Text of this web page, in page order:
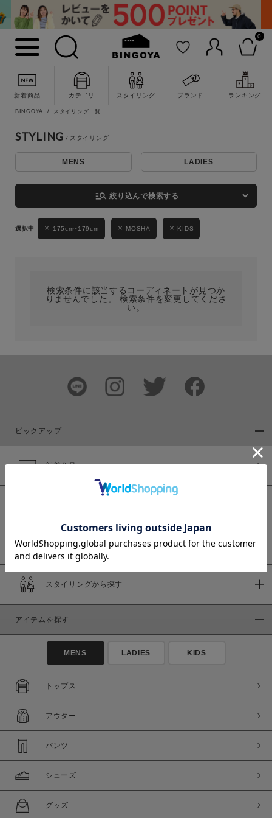
0
新着商品 カテゴリ スタイリング ブランド ランキング
詳細検索
価格
通常商品 予約商品
セール価格
在庫
BINGOYA スタイリング一覧
STYLING
MENS LADIES
manage_search 絞り込んで検索する
175cm~179cm MOSHA KIDS
検索条件に該当するコーディネートが見つか
りませんでした。 検索条件を変更してくださ
い。
ピックアップ
新着商品
予約商品
スタイリングから探す
アイテムを探す
MENS LADIES KIDS
トップス
アウター
パンツ
シューズ
グッズ